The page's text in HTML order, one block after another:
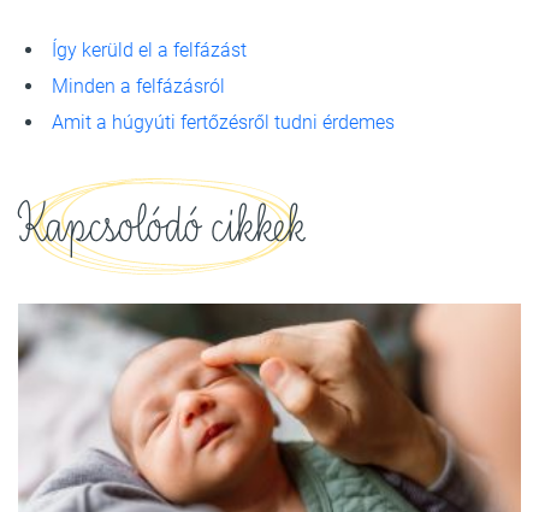
Így kerüld el a felfázást
Minden a felfázásról
Amit a húgyúti fertőzésről tudni érdemes
Kapcsolódó cikkek